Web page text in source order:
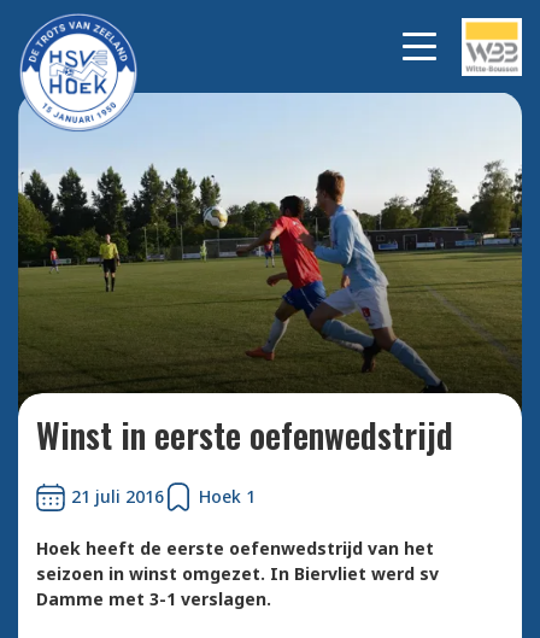
Leonardo neemt de bal langs
de achterlijn mee...
Bekijk alle
foto's
Winst in eerste oefenwedstrijd
21 juli 2016 Hoek 1
Hoek heeft de eerste oefenwedstrijd van het
seizoen in winst omgezet. In Biervliet werd sv
Damme met 3-1 verslagen.